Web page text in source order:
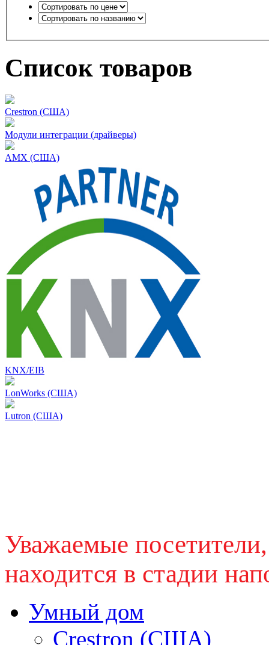
Список товаров
Crestron (США)
Модули интеграции (драйверы)
AMX (США)
KNX/EIB
LonWorks (США)
Lutron (США)
Уважаемые
находится в стадии
Умный дом
Crestron (США)